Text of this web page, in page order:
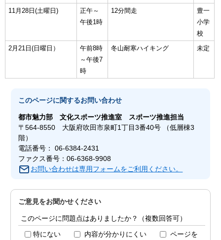
11月28日(土曜日)
正午～
午後1時
12分間走
豊一
小学
校
2月21日(日曜日）
午前8時
～午後7
時
冬山耐寒ハイキング 未定
このページに関するお問い合わせ
都市魅力部文化スポーツ推進室 スポーツ推進担当
〒564-8550 大阪府吹田市泉町1丁目3番40号 （低層棟3
階）
電話番号： 06-6384-2431
ファクス番号：06-6368-9908
お問い合わせは専用フォームをご利用ください。
ご意見をお聞かせください
このページに問題点はありましたか？（複数回答可）
特にない 内容が分かりにくい
ページを